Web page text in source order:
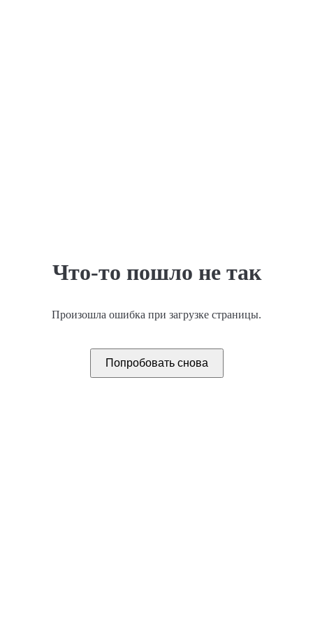
Что-то пошло не так
Произошла ошибка при загрузке страницы.
Попробовать снова